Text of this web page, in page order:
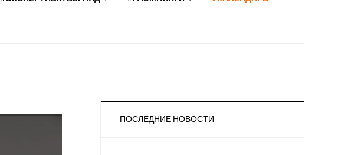
ПОСЛЕДНИЕ НОВОСТИ